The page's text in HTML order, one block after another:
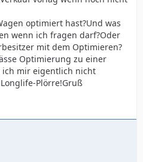
optimiert hast?Und was
wenn ich fragen darf?Oder
mit dem Optimieren?
Optimierung zu einer
ich mir eigentlich nicht
Plörre!Gruß